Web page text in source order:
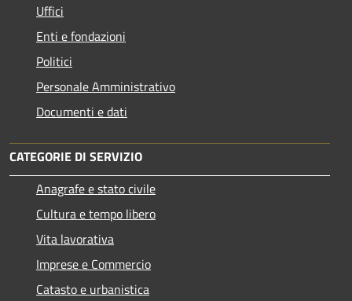
Uffici
Enti e fondazioni
Politici
Personale Amministrativo
Documenti e dati
CATEGORIE DI SERVIZIO
Anagrafe e stato civile
Cultura e tempo libero
Vita lavorativa
Imprese e Commercio
Catasto e urbanistica